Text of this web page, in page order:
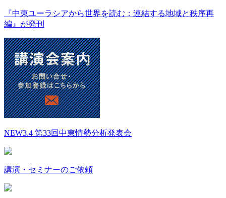
『中東ユーラシアから世界を読む：連結する地域と秩序再
編』が発刊
NEW3.4 第33回中東情勢分析発表会
講演・セミナーのご依頼